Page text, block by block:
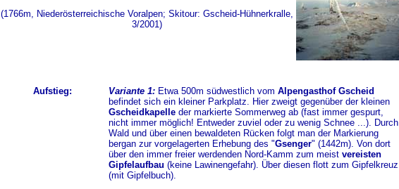
(1766m, Niederösterreichische Voralpen; Skitour: Gscheid-Hühnerkralle,
3/2001)
Aufstieg: Variante 1:Etwa 500m südwestlich vom Alpengasthof Gscheid
befindet sich ein kleiner Parkplatz. Hier zweigt gegenüber der kleinen
Gscheidkapelleder markierte Sommerweg ab (fast immer gespurt,
nicht immer möglich! Entweder zuviel oder zu wenig Schnee ...). Durch
Wald und über einen bewaldeten Rücken folgt man der Markierung
bergan zur vorgelagerten Erhebung des "Gsenger" (1442m). Von dort
über den immer freier werdenden Nord-Kamm zum meist vereisten
Gipfelaufbau (keine Lawinengefahr). Über diesen flott zum Gipfelkreuz
(mit Gipfelbuch).